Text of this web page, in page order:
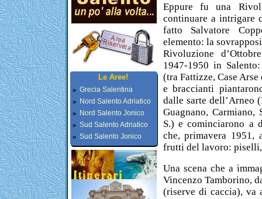
Le Aree!
» Grecia Salentina
» Nord Salento Adriatico
» Nord Salento Jonico
» Sud Salento Adriatico
» Sud Salento Jonico
Eppure fu una
continuare a intrigare
fatto Salvatore
elemento: la
Rivoluzione
1947-1950 in
(tra Fattizze, Case
e braccianti
dalle sarte dell’Arneo
Guagnano, Carmiano,
S.) e cominciarono a
che, primavera
frutti del lavoro:
Una scena che a
Vincenzo Tamborino,
(riserve di caccia), va